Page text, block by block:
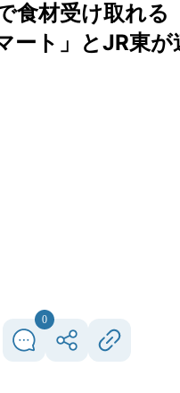
食材受け取れ
ート」とJR東が
0